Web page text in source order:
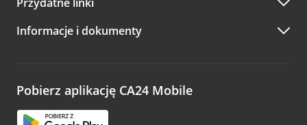
A po wizycie…
Zachęcamy do podzielenia się z nami opinią o wizycie.
opinie.
Informacje i dokumenty
Pobierz aplikację CA24 Mobile